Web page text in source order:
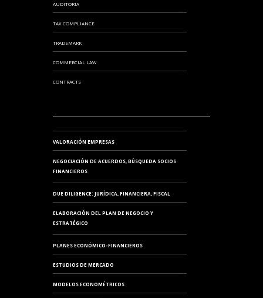
AUDITORÍA
TAX COMPLIANCE
TRADEMARK
COMMERCIAL LAW
CONTRACTS
VALORACIÓN EMPRESAS
NEGOCIACIÓN DE ACUERDOS, BÚSQUEDA SOCIOS
FINANCIEROS
DUE DILIGENCE: JURÍDICA, FINANCIERA, FISCAL
ELABORACIÓN DEL PLAN DE NEGOCIO Y
ESTRATÉGICO
PLANES ECONÓMICO-FINANCIEROS
ESTUDIOS DE MERCADO
MODELOS ECONOMÉTRICOS